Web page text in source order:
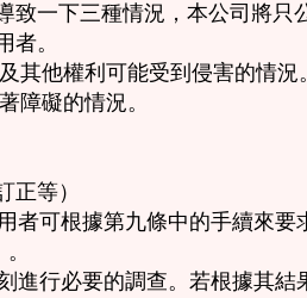
致一下三種情況，本公司將只
者。
其他權利可能受到侵害的情況。
障礙的情況。
正等）
者可根據第九條中的手續來要
進行必要的調查。若根據其結